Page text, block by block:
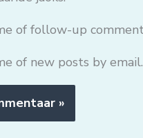
of follow-up
of new posts by email.